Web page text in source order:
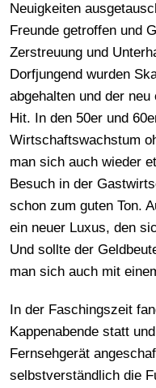
Neuigkeiten
Freunde getroffen und
Zerstreuung und
Dorfjungend wurden
abgehalten und der
Hit. In den 50er und
Wirtschaftswachstum
man sich auch wieder
Besuch in der
schon zum guten Ton.
ein neuer Luxus, den
Und sollte der
man sich auch mit
In der Faschingszeit
Kappenabende statt
Fernsehgerät
selbstverständlich die